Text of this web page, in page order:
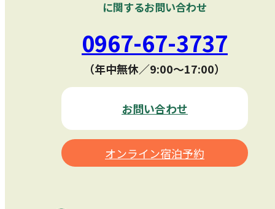
に関するお問い合わせ
0967-67-3737
（年中無休／9:00〜17:00）
お問い合わせ
オンライン宿泊予約